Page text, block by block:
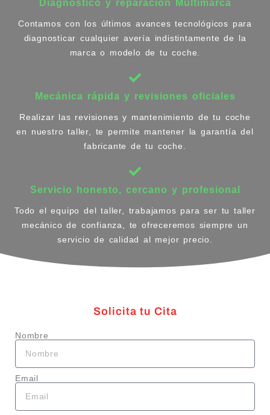
Diagnóstico y reparación Multimarca
Contamos con los últimos avances tecnológicos para
diagnosticar cualquier avería indistintamente de la
marca o modelo de tu coche.
Mecánica rápida y revisiones oficiales
Realizar las revisiones y mantenimiento de tu coche
en nuestro taller, te permite mantener la garantía del
fabricante de tu coche.
Servicio honesto, cercano y profesional
Todo el equipo del taller, trabajamos para ser tu taller
mecánico de confianza, te ofreceremos siempre un
servicio de calidad al mejor precio.
Solicita tu Cita
Nombre
Email